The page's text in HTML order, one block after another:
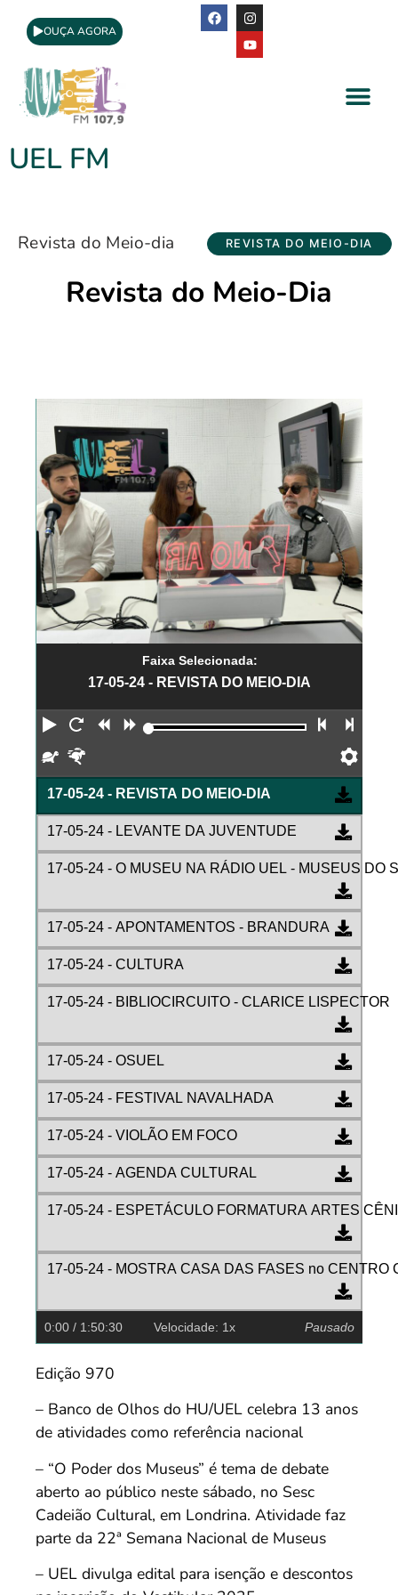
OUÇA AGORA
UEL FM
Revista do Meio-dia REVISTA DO MEIO-DIA
Revista do Meio-Dia
Faixa Selecionada:
17-05-24 - REVISTA DO MEIO-DIA
Reproduzir
Reiniciar
Retroceder
Avançar Faixa
Devagar
17-05-24 - REVISTA DO MEIO-DIA
17-05-24 - LEVANTE DA JUVENTUDE
17-05-24 - O MUSEU NA RÁDIO UEL - MUSEUS DO
17-05-24 - APONTAMENTOS - BRANDURA
17-05-24 - CULTURA
17-05-24 - BIBLIOCIRCUITO - CLARICE LISPECTOR
17-05-24 - OSUEL
17-05-24 - FESTIVAL NAVALHADA
17-05-24 - VIOLÃO EM FOCO
17-05-24 - AGENDA CULTURAL
17-05-24 - ESPETÁCULO FORMATURA ARTES
17-05-24 - MOSTRA CASA DAS FASES no CENTRO
0:00 / 1:50:30 Velocidade: 1x Pausado
Edição 970
– Banco de Olhos do HU/UEL celebra 13 anos
de atividades como referência nacional
– “O Poder dos Museus” é tema de debate
aberto ao público neste sábado, no Sesc
Cadeião Cultural, em Londrina. Atividade faz
parte da 22ª Semana Nacional de Museus
– UEL divulga edital para isenção e descontos